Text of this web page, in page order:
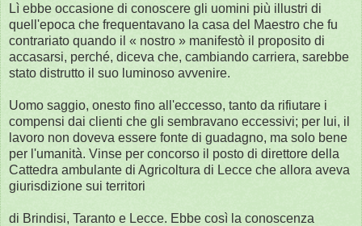
Lì ebbe occasione di conoscere gli uomini più illustri di
quell'epoca che frequentavano la casa del Maestro che fu
contrariato quando il « nostro » manifestò il proposito di
accasarsi, perché, diceva che, cambiando carriera, sarebbe
stato distrutto il suo luminoso avvenire.
Uomo saggio, onesto fino all'eccesso, tanto da rifiutare i
compensi dai clienti che gli sembravano eccessivi; per lui, il
lavoro non doveva essere fonte di guadagno, ma solo bene
per l'umanità. Vinse per concorso il posto di direttore della
Cattedra ambulante di Agricoltura di Lecce che allora aveva
giurisdizione sui territori
di Brindisi, Taranto e Lecce. Ebbe così la conoscenza